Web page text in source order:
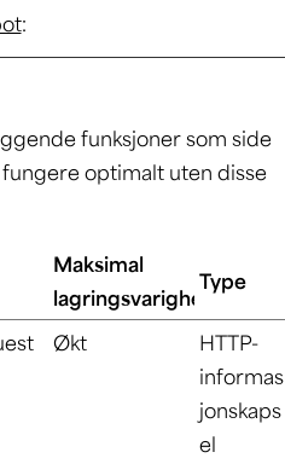
:
funksjoner som side
optimalt uten disse
Maksimal
lagringsvarighet
Type
Økt
HTTP-
informas
jonskaps
el